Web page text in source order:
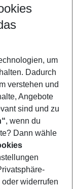
um
Dadurch
verstehen und
Angebote
sind und zu
, wenn du
Dann wähle
widerrufen